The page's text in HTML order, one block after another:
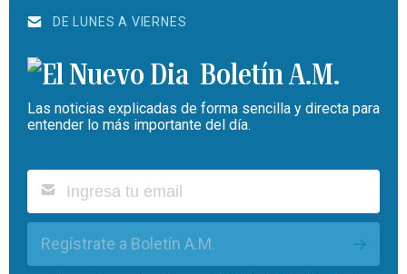
DE LUNES A VIERNES
Boletín A.M.
Las noticias explicadas de forma sencilla y directa para
entender lo más importante del día.
Regístrate a Boletín A.M.